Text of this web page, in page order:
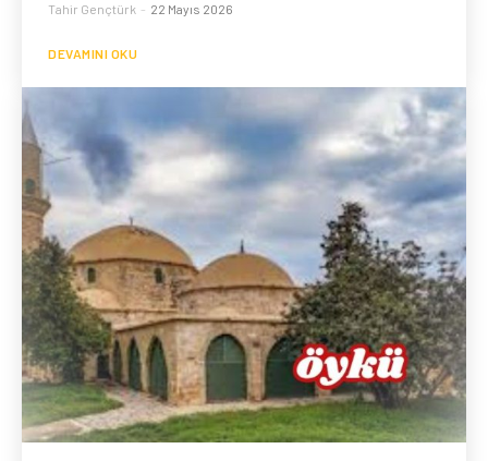
Tahir Gençtürk - 22 Mayıs 2026
DEVAMINI OKU